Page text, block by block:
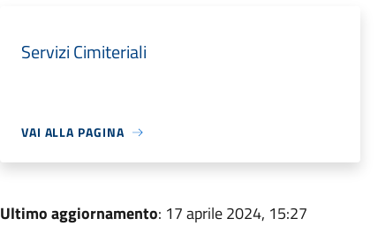
Servizi Cimiteriali
VAI ALLA PAGINA
Ultimo aggiornamento: 17 aprile 2024, 15:27